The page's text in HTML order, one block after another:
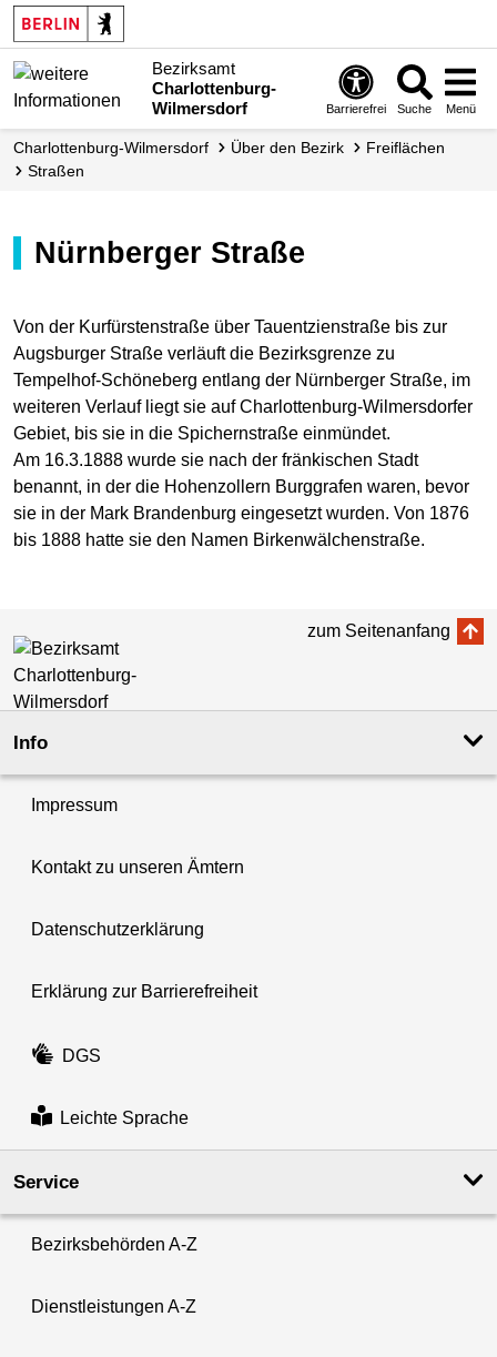
Bezirksamt
Charlottenburg-
Wilmersdorf
Barrierefrei Suche Menü
Charlottenburg-Wilmersdorf Über den Bezirk
Freiflächen
Straßen
Nürnberger Straße
Von der Kurfürstenstraße über Tauentzienstraße bis zur
Augsburger Straße verläuft die Bezirksgrenze zu
Tempelhof-Schöneberg entlang der Nürnberger Straße, im
weiteren Verlauf liegt sie auf Charlottenburg-Wilmersdorfer
Gebiet, bis sie in die Spichernstraße einmündet.
Am 16.3.1888 wurde sie nach der fränkischen Stadt
benannt, in der die Hohenzollern Burggrafen waren, bevor
sie in der Mark Brandenburg eingesetzt wurden. Von 1876
bis 1888 hatte sie den Namen Birkenwälchenstraße.
zum Seitenanfang
Info
Impressum
Kontakt zu unseren Ämtern
Datenschutzerklärung
Erklärung zur Barrierefreiheit
DGS
Leichte Sprache
Service
Bezirksbehörden A-Z
Dienstleistungen A-Z